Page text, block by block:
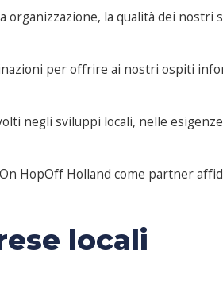
la qualità dei nostri
per offrire ai nostri ospiti
negli sviluppi locali, nelle
HopOff Holland come partner
locali